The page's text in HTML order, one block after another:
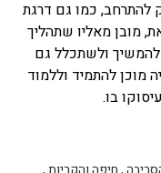
להתרחב, כמו גם דרגת
מובן מאליו שתהליך
ולשתכלל גם
מוכן להתמיד וללמוד
בו.